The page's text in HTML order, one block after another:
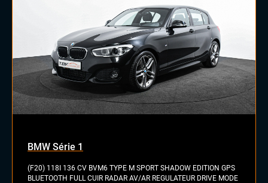
BMW Série 1
(F20) 118I 136 CV BVM6 TYPE M SPORT SHADOW EDITION GPS
BLUETOOTH FULL CUIR RADAR AV/AR REGULATEUR DRIVE MODE